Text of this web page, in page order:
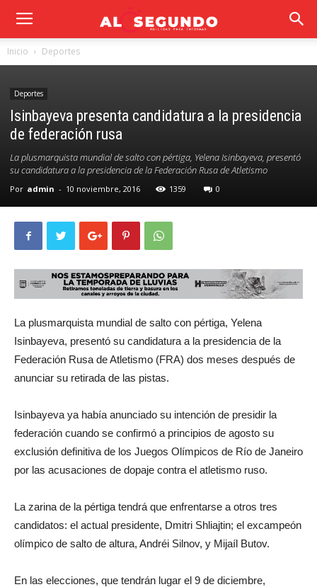
Inicio Deportes
Deportes
Isinbayeva presenta candidatura a la presidencia
de federación rusa
La plusmarquista mundial de salto con pértiga, Yelena Isinbayeva, presentó
su candidatura a la presidencia de la Federación Rusa de Atletismo
Por admin - 10 noviembre, 2016 1359 0
La plusmarquista mundial de salto con pértiga, Yelena
Isinbayeva, presentó su candidatura a la presidencia de la
Federación Rusa de Atletismo (FRA) dos meses después de
anunciar su retirada de las pistas.
Isinbayeva ya había anunciado su intención de presidir la
federación cuando se confirmó a principios de agosto su
exclusión definitiva de los Juegos Olímpicos de Río de Janeiro
por las acusaciones de dopaje contra el atletismo ruso.
La zarina de la pértiga tendrá que enfrentarse a otros tres
candidatos: el actual presidente, Dmitri Shliajtin; el excampeón
olímpico de salto de altura, Andréi Silnov, y Mijaíl Butov.
En las elecciones, que tendrán lugar el 9 de diciembre,